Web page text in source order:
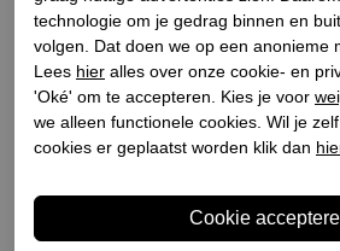
Merk
Rossano
Leveranciercode
462-01
Categorie
Mocassins
Bestelcode
218000008
technologie om je gedrag binnen en
volgen. Dat doen we op een anonieme
Lees hier alles over onze cookie- en
'Oké' om te accepteren. Kies je voor
we alleen functionele cookies. Wil je
cookies er geplaatst worden klik dan